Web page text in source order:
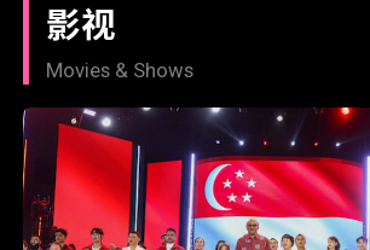
影视
Movies & Shows